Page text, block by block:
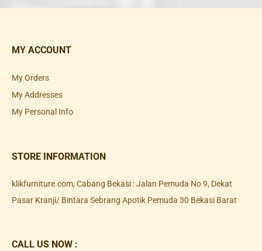
MY ACCOUNT
My Orders
My Addresses
My Personal Info
STORE INFORMATION
klikfurniture.com, Cabang Bekasi : Jalan Pemuda No 9, Dekat
Pasar Kranji/ Bintara Sebrang Apotik Pemuda 30 Bekasi Barat
CALL US NOW :